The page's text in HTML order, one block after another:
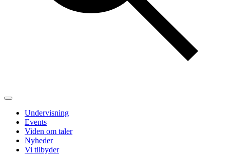
Undervisning
Events
Viden om taler
Nyheder
Vi tilbyder